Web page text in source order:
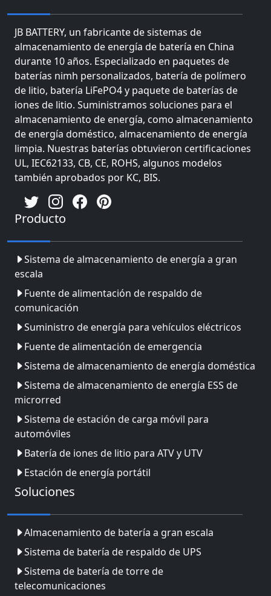
JB BATTERY, un fabricante de sistemas de
almacenamiento de energía de batería en China
durante 10 años. Especializado en paquetes de
baterías nimh personalizados, batería de polímero
de litio, batería LiFePO4 y paquete de baterías de
iones de litio. Suministramos soluciones para el
almacenamiento de energía, como almacenamiento
de energía doméstico, almacenamiento de energía
limpia. Nuestras baterías obtuvieron certificaciones
UL, IEC62133, CB, CE, ROHS, algunos modelos
también aprobados por KC, BIS.
Producto
Sistema de almacenamiento de energía a gran
escala
Fuente de alimentación de respaldo de
comunicación
Suministro de energía para vehículos eléctricos
Fuente de alimentación de emergencia
Sistema de almacenamiento de energía doméstica
Sistema de almacenamiento de energía ESS de
microrred
Sistema de estación de carga móvil para
automóviles
Batería de iones de litio para ATV y UTV
Estación de energía portátil
Soluciones
Almacenamiento de batería a gran escala
Sistema de batería de respaldo de UPS
Sistema de batería de torre de
telecomunicaciones